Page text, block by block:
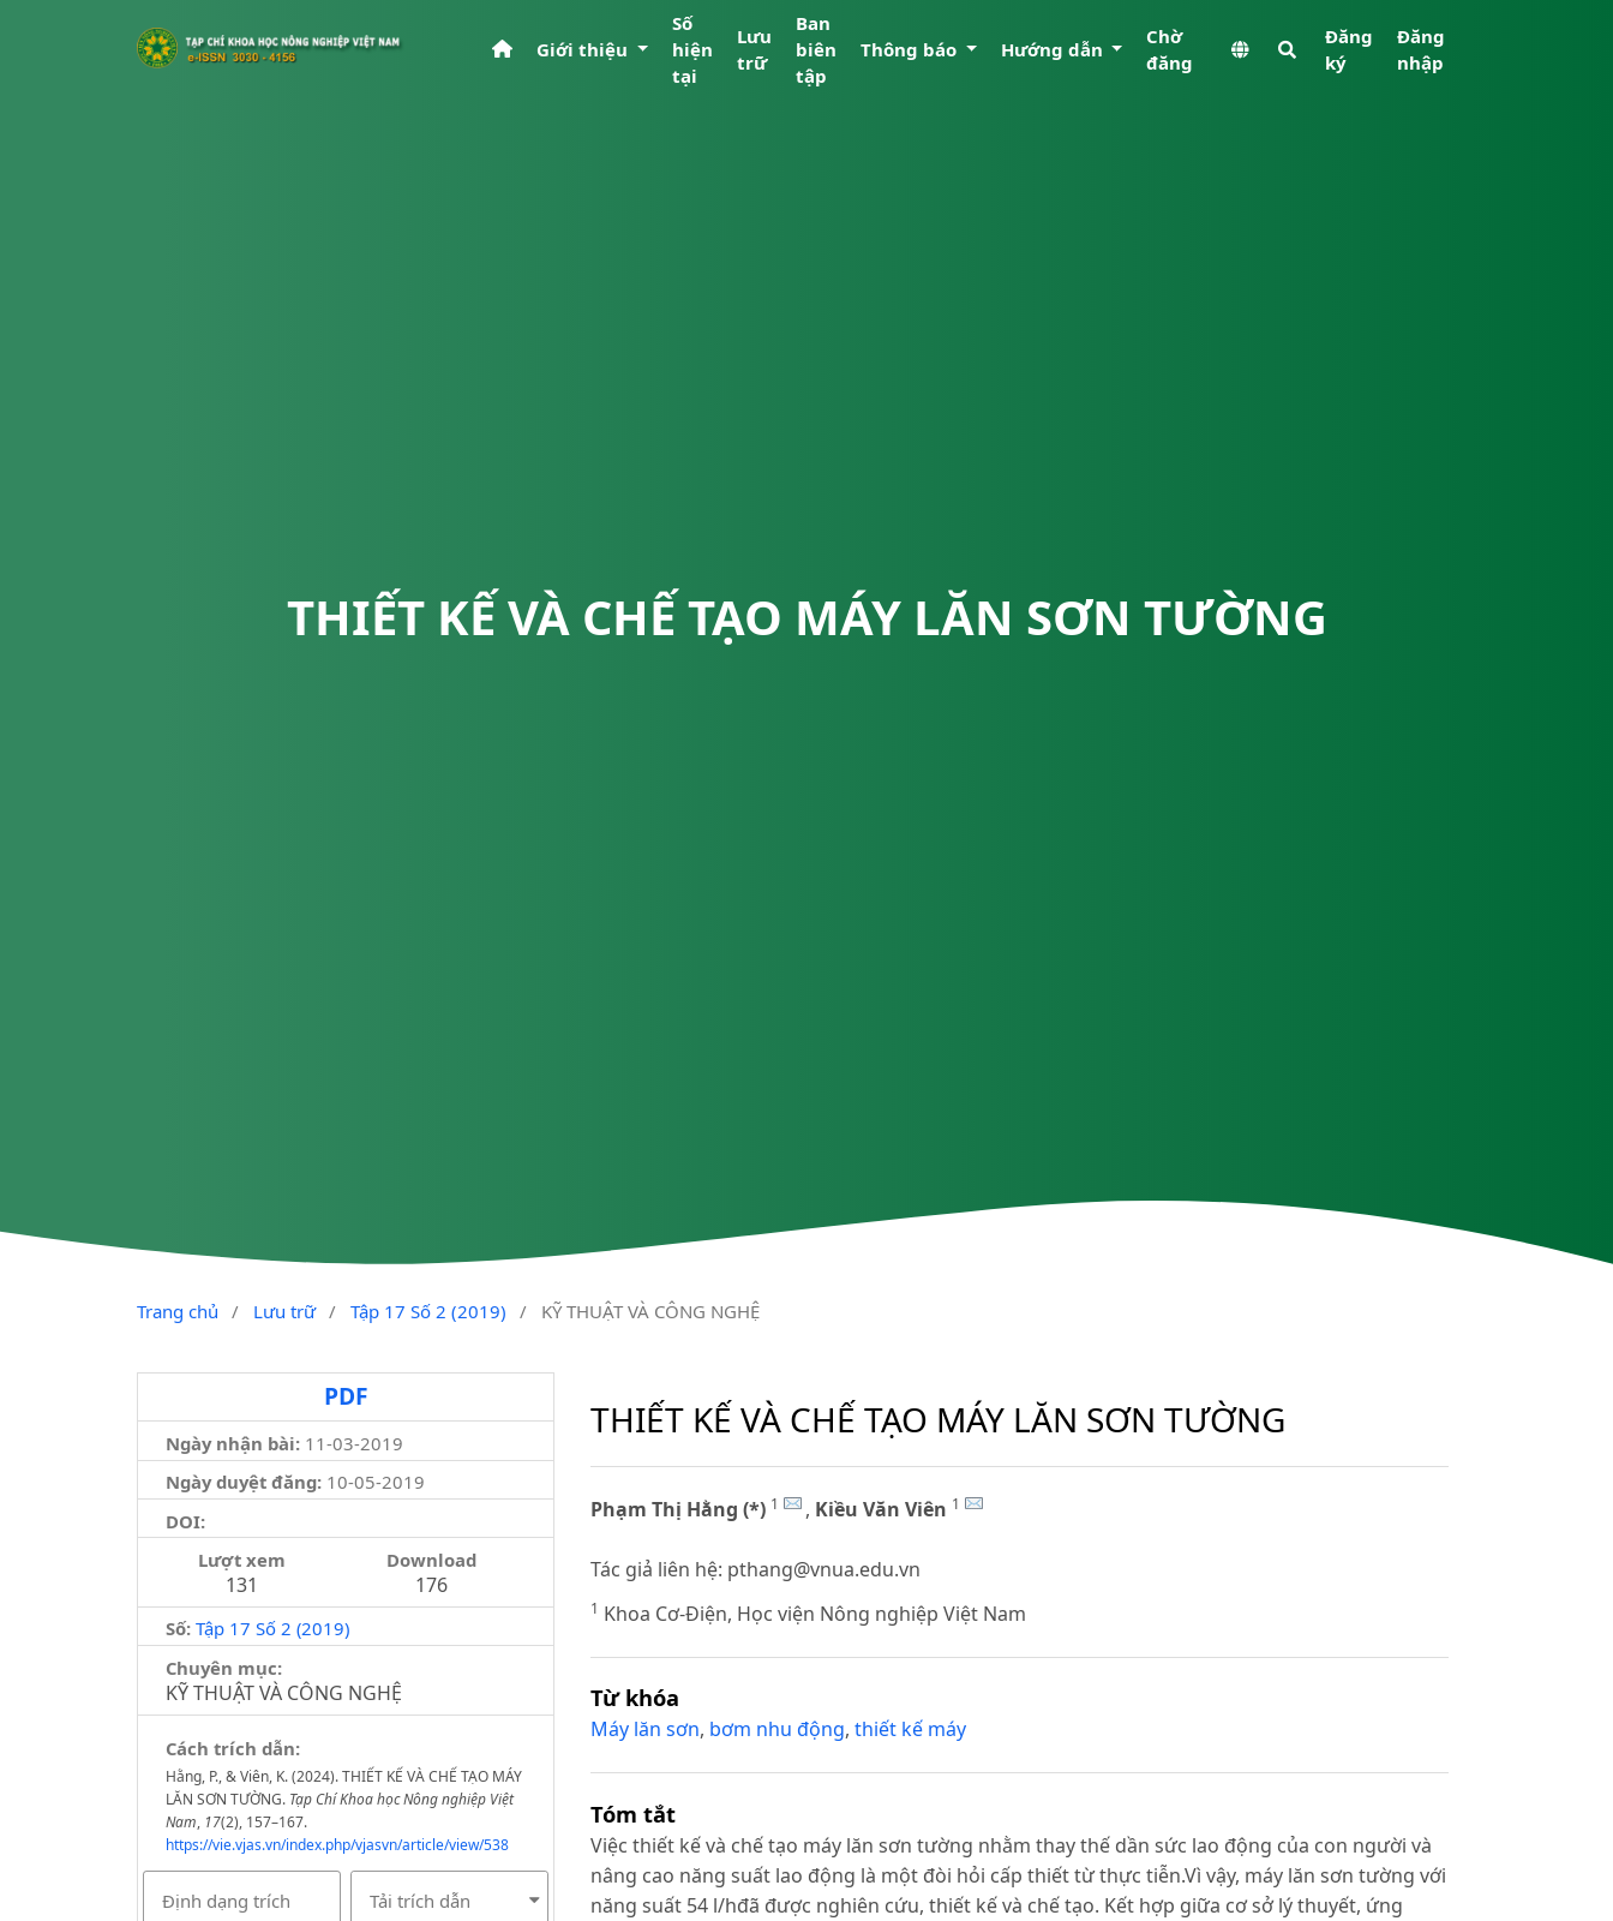
Giới thiệu
Số
hiện
tại
Lưu
trữ
Ban
biên
tập
Thông báo Hướng dẫn
Chờ
đăng
Đăng
ký
Đăng
nhập
THIẾT KẾ VÀ CHẾ TẠO MÁY LĂN SƠN TƯỜNG
Trang chủ / Lưu trữ / Tập 17 Số 2 (2019) / KỸ THUẬT VÀ CÔNG NGHỆ
PDF
Ngày nhận bài: 11-03-2019
Ngày duyệt đăng:10-05-2019
DOI:
Lượt xem
131
Download
176
Số: Tập 17 Số 2 (2019)
Chuyên mục:
KỸ THUẬT VÀ CÔNG NGHỆ
Cách trích dẫn:
Hằng, P., & Viên, K. (2024). THIẾT KẾ VÀ CHẾ TẠO MÁY
LĂN SƠN TƯỜNG. Tạp Chí Khoa học Nông nghiệp Việt
Nam, 17(2), 157–167.
https://vie.vjas.vn/index.php/vjasvn/article/view/538
Định dạng trích Tải trích dẫn
THIẾT KẾ VÀ CHẾ TẠO MÁY LĂN SƠN TƯỜNG
Phạm Thị Hằng (*) 1 , Kiều Văn Viên 1
Tác giả liên hệ: pthang@vnua.edu.vn
1 Khoa Cơ-Điện, Học viện Nông nghiệp Việt Nam
Từ khóa
Máy lăn sơn, bơm nhu động, thiết kế máy
Tóm tắt
Việc thiết kế và chế tạo máy lăn sơn tường nhằm thay thế dần sức lao động của con người và
nâng cao năng suất lao động là một đòi hỏi cấp thiết từ thực tiễn.Vì vậy, máy lăn sơn tường với
năng suất 54 l/hđã được nghiên cứu, thiết kế và chế tạo. Kết hợp giữa cơ sở lý thuyết, ứng